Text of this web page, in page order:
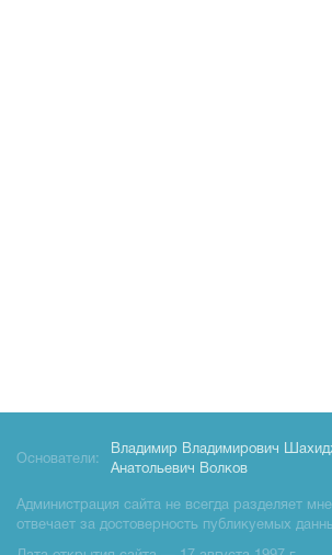
Основатели:
Владимир Владимирович
Анатольевич Волков
Администрация сайта не всегда разделяет
отвечает за достоверность публикуемых